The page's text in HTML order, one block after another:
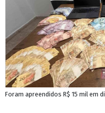
Foram apreendidos R$ 15 mil em